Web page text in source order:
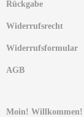
Rückgabe
Widerrufsrecht
Widerrufsformular
AGB
Moin! Willkommen!